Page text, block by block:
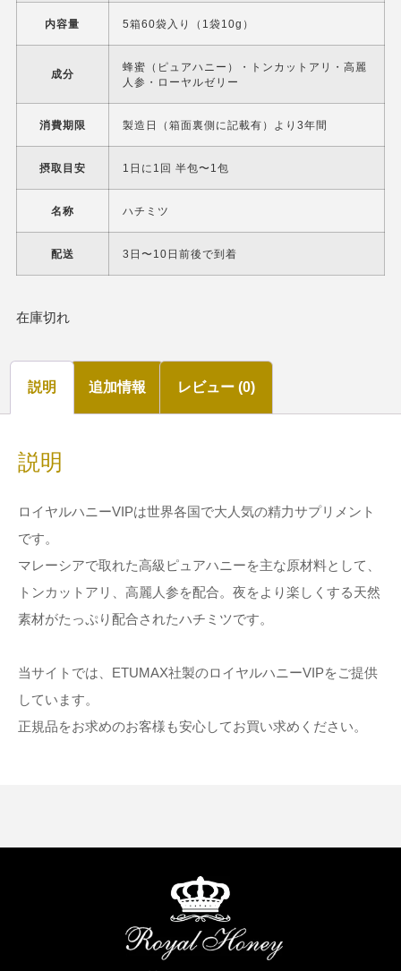
内容量 5箱60袋入り（1袋10g）
成分
蜂蜜（ピュアハニー）・トンカットアリ・高麗
人参・ローヤルゼリー
消費期限 製造日（箱面裏側に記載有）より3年間
摂取目安 1日に1回 半包〜1包
名称 ハチミツ
配送 3日〜10日前後で到着
在庫切れ
説明 追加情報 レビュー (0)
説明
ロイヤルハニーVIPは世界各国で大人気の精力サプリメント
です。
マレーシアで取れた高級ピュアハニーを主な原材料として、
トンカットアリ、高麗人参を配合。夜をより楽しくする天然
素材がたっぷり配合されたハチミツです。
当サイトでは、ETUMAX社製のロイヤルハニーVIPをご提供
しています。
正規品をお求めのお客様も安心してお買い求めください。